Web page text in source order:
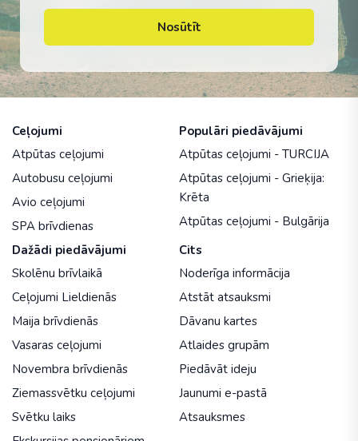
Nosūtīt
Ceļojumi
Atpūtas ceļojumi
Autobusu ceļojumi
Avio ceļojumi
SPA brīvdienas
Populāri piedāvājumi
Atpūtas ceļojumi - TURCIJA
Atpūtas ceļojumi - Grieķija:
Krēta
Atpūtas ceļojumi - Bulgārija
Dažādi piedāvājumi
Skolēnu brīvlaikā
Ceļojumi Lieldienās
Maija brīvdienās
Vasaras ceļojumi
Novembra brīvdienās
Ziemassvētku ceļojumi
Svētku laiks
Cits
Noderīga informācija
Atstāt atsauksmi
Dāvanu kartes
Atlaides grupām
Piedāvāt ideju
Jaunumi e-pastā
Atsauksmes